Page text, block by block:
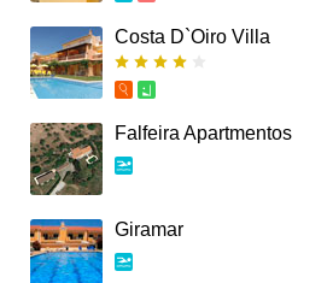
Costa D`Oiro Villa
Falfeira Apartmentos
Giramar